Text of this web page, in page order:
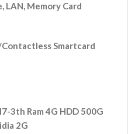
LAN, Memory Card
Smartcard
3th Ram 4G HDD 500G
2G